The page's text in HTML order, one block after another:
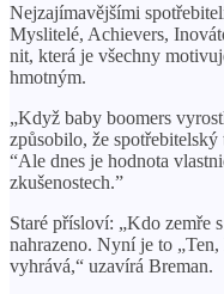
Nejzajímavějšími
Myslitelé, Achievers,
nit, která je všechny
hmotným.
„Když baby boomers
způsobilo, že
“Ale dnes je hodnota
zkušenostech.”
Staré přísloví: „Kdo zemře
nahrazeno. Nyní je to
vyhrává,“ uzavírá Breman.